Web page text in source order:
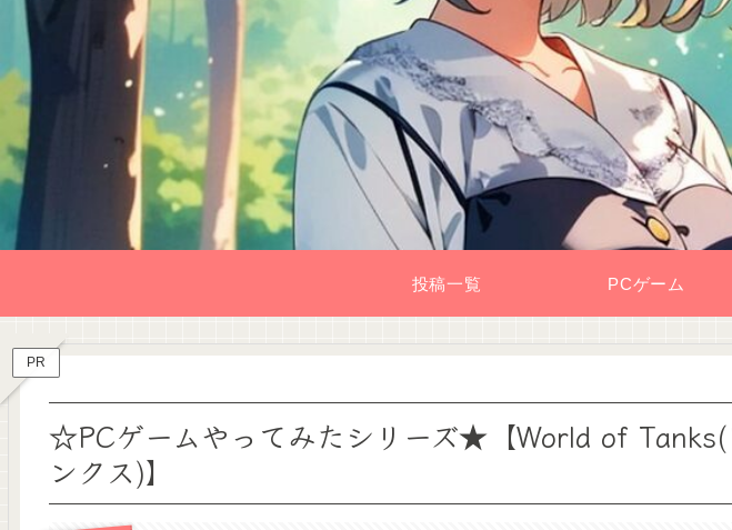
投稿一覧 PCゲーム
PR
☆PCゲームやってみたシリーズ★【World of Tanks(
ンクス)】